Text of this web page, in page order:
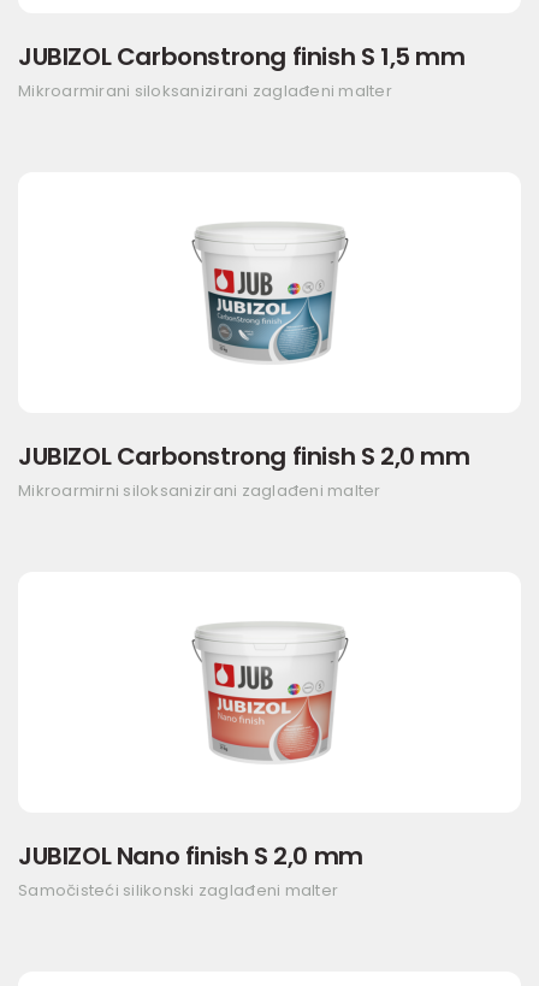
JUBIZOL Carbonstrong finish S 1,5 mm
Mikroarmirani siloksanizirani zaglađeni malter
JUBIZOL Carbonstrong finish S 2,0 mm
Mikroarmirni siloksanizirani zaglađeni malter
JUBIZOL Nano finish S 2,0 mm
Samočisteći silikonski zaglađeni malter